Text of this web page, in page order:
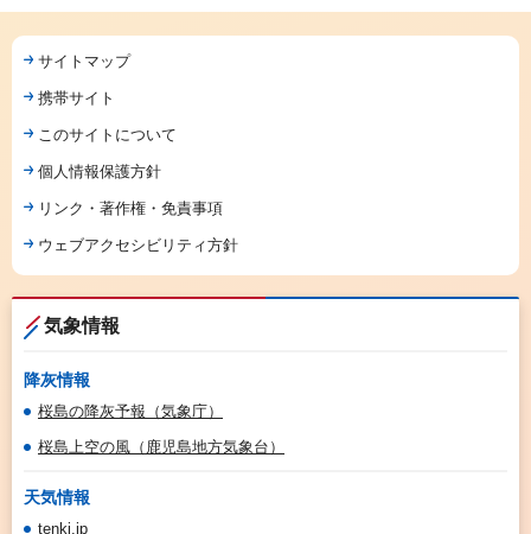
サイトマップ
携帯サイト
このサイトについて
個人情報保護方針
リンク・著作権・免責事項
ウェブアクセシビリティ方針
気象情報
降灰情報
桜島の降灰予報（気象庁）
桜島上空の風（鹿児島地方気象台）
天気情報
tenki.jp